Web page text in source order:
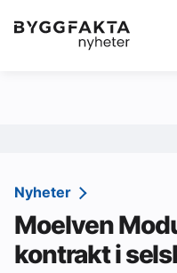
Kategorier
Redaksjonen
Om Byggfakta
Annonsere
Nyheter
Moelven
kontrakt i